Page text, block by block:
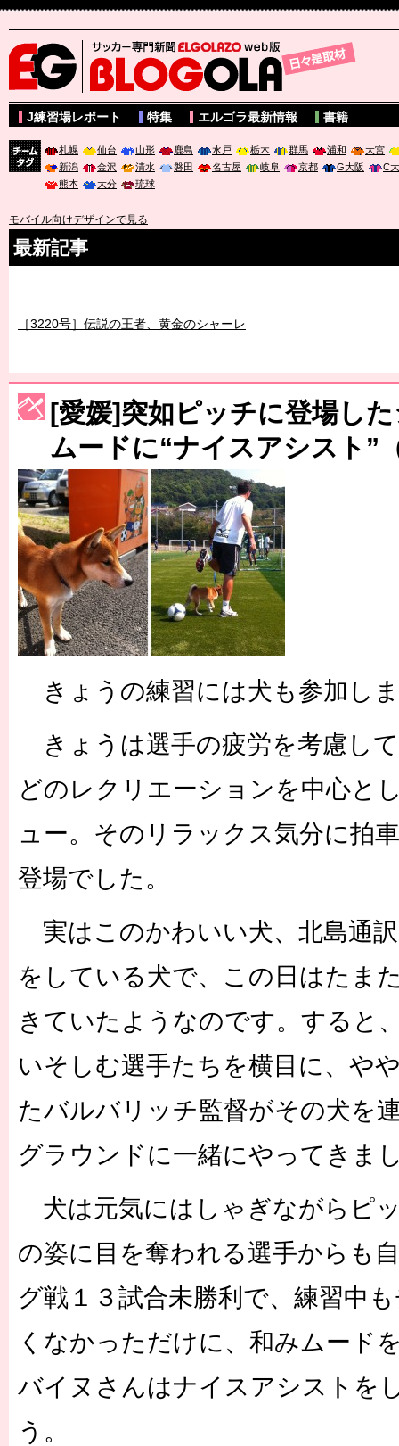
サッカー専門新聞ELGOLAZO web版 BLOGOLA
J練習場レポート 特集 エルゴラ最新情報 書籍
札幌 仙台 山形 鹿島 水戸 栃木 群馬 浦和
大宮
新潟
金沢 清水 磐田 名古屋 岐阜 京都 G大阪
C
熊本
大分 琉球
モバイル向けデザインで見る
最新記事
［3220号］伝説の王者、黄金のシャーレ
［3230号］世界一への夢は終わらない
［3223号］一丸。日本出陣
［3222号］史上最大のW杯開幕 注目は「個」
長谷川 アーリアジャスールさんがシンポジウム「気候変動から命
[愛媛]突如ピッチに登場し
ムードに“ナイスアシスト”
きょうの練習には犬も参加し
きょうは選手の疲労を考慮し
どのレクリエーションを中心と
ュー。そのリラックス気分に拍
登場でした。
実はこのかわいい犬、北島通
をしている犬で、この日はたま
きていたようなのです。すると
いそしむ選手たちを横目に、や
たバルバリッチ監督がその犬を
グラウンドに一緒にやってきま
犬は元気にはしゃぎながらピ
の姿に目を奪われる選手からも
グ戦１３試合未勝利で、練習中
くなかっただけに、和みムード
バイヌさんはナイスアシストを
う。